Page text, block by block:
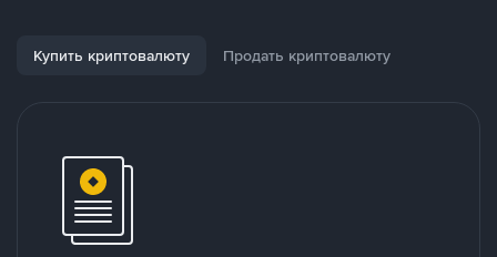
Купить криптовалюту Продать криптовалюту